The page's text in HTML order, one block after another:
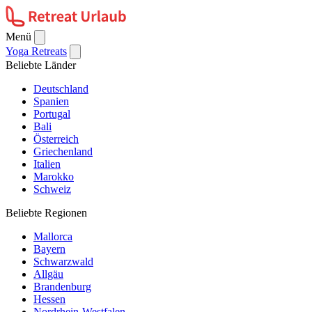
Menü
Yoga Retreats
Beliebte Länder
Deutschland
Spanien
Portugal
Bali
Österreich
Griechenland
Italien
Marokko
Schweiz
Beliebte Regionen
Mallorca
Bayern
Schwarzwald
Allgäu
Brandenburg
Hessen